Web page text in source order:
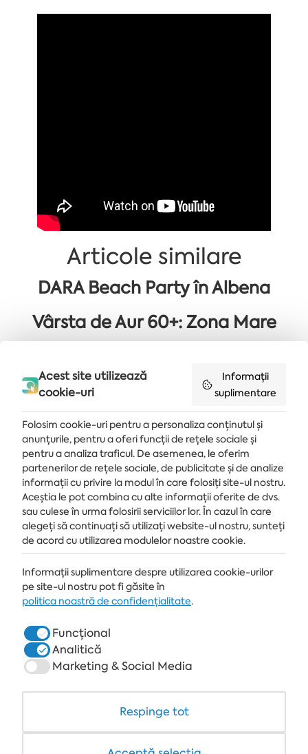
Articole similare
DARA Beach Party în Albena
Vârsta de Aur 60+: Zona Mare
Primește ultimele știri și oferte livrate direct în căsuța de e-mail
STAȚIUNE
ALBENA.BG
HOTELURI
RESTAURANTE & BARURI
Acest site utilizează
cookie-uri
Informații
suplimentare
Folosim cookie-uri pentru a personaliza conținutul și
anunțurile, pentru a oferi funcții de rețele sociale și
pentru a analiza traficul. De asemenea, le oferim
partenerilor de rețele sociale, de publicitate și de analize
informații cu privire la modul în care folosiți site-ul nostru.
Aceștia le pot combina cu alte informații oferite de dvs.
sau culese în urma folosirii serviciilor lor. În cazul în care
alegeți să continuați să utilizați website-ul nostru, sunteți
de acord cu utilizarea modulelor noastre cookie.
Informații suplimentare despre utilizarea cookie-urilor
pe site-ul nostru pot fi găsite în
politica noastră de confidențialitate.
Funcțional
Analitică
Marketing & Social Media
Respinge tot